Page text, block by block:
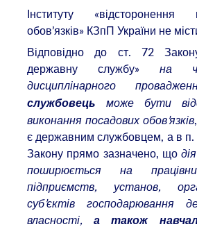
Інституту
обов’язків» КЗпП України не
Відповідно до ст. 72
державну службу» на
дисциплінарного
службовець
може бути
виконання посадових обов’язків
є державним службовцем, а в п.
Закону прямо зазначено, що
поширюється на
підприємств, установ,
суб’єктів господарювання
власності,а також